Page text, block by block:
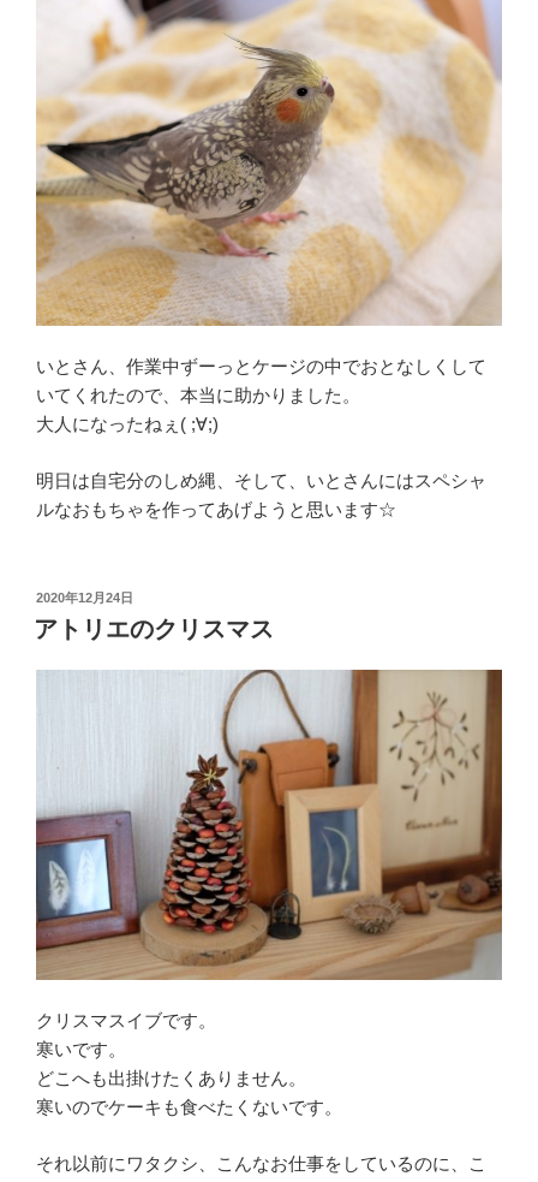
いとさん、作業中ずーっとケージの中でおとなしくして
いてくれたので、本当に助かりました。
大人になったねぇ( ;∀;)
明日は自宅分のしめ縄、そして、いとさんにはスペシャ
ルなおもちゃを作ってあげようと思います☆
投
稿
日:
2020年12月24日
アトリエのクリスマス
クリスマスイブです。
寒いです。
どこへも出掛けたくありません。
寒いのでケーキも食べたくないです。
それ以前にワタクシ、こんなお仕事をしているのに、こ